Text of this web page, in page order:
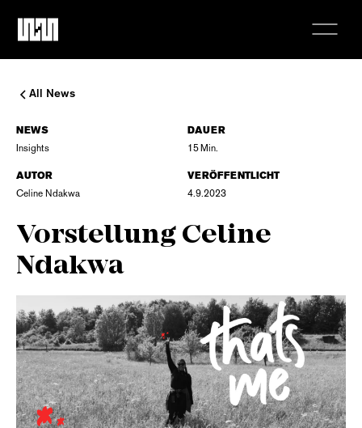
All News
NEWS
Insights
DAUER
15 Min.
AUTOR
Celine Ndakwa
VERÖFFENTLICHT
4.9.2023
Vorstellung Celine
Ndakwa